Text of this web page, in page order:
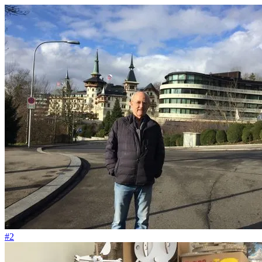
#9
Am Black Friday kam die Tauschbörse auf die Startseite
#2